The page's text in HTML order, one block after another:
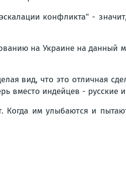
конфликта" -
на Украине на данный
вид, что это отличная
вместо индейцев - русские
им улыбаются и